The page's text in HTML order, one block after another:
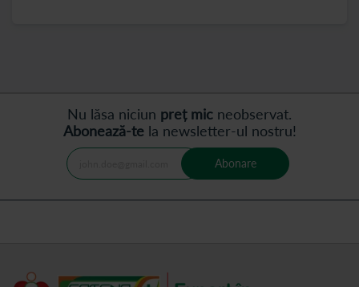
Nu lăsa niciun preț mic neobservat.
Abonează-tela newsletter-ul nostru!
Abonare